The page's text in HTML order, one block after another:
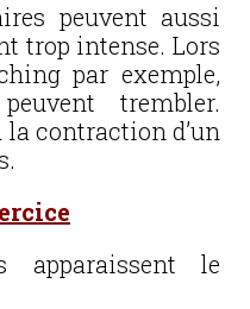
peuvent aussi
trop intense. Lors
par exemple,
trembler.
la contraction d’un
apparaissent le